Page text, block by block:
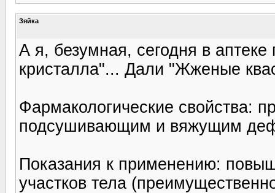
Зяйка
А я, безумная, сегодня в
кристалла"... Дали "Жженые
Фармакологические свойства:
подсушивающим и вяжущим
Показания к применению:
участков тела